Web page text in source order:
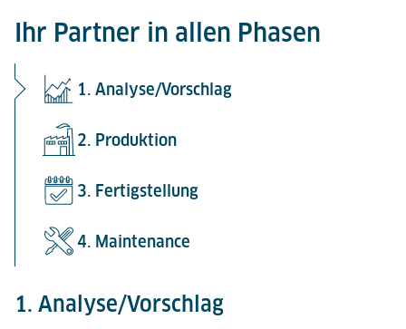
Ihr Partner in allen Phasen
1. Analyse/Vorschlag
2. Produktion
3. Fertigstellung
4. Maintenance
1. Analyse/Vorschlag